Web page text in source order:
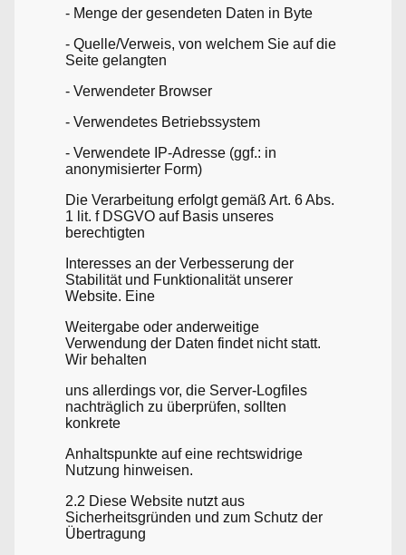
- Menge der gesendeten Daten in Byte
- Quelle/Verweis, von welchem Sie auf die
Seite gelangten
- Verwendeter Browser
- Verwendetes Betriebssystem
- Verwendete IP-Adresse (ggf.: in
anonymisierter Form)
Die Verarbeitung erfolgt gemäß Art. 6 Abs.
1 lit. f DSGVO auf Basis unseres
berechtigten
Interesses an der Verbesserung der
Stabilität und Funktionalität unserer
Website. Eine
Weitergabe oder anderweitige
Verwendung der Daten findet nicht statt.
Wir behalten
uns allerdings vor, die Server-Logfiles
nachträglich zu überprüfen, sollten
konkrete
Anhaltspunkte auf eine rechtswidrige
Nutzung hinweisen.
2.2 Diese Website nutzt aus
Sicherheitsgründen und zum Schutz der
Übertragung